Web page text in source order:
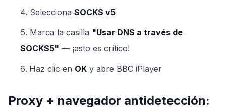
Selecciona SOCKS v5
Marca la casilla "Usar DNS a través de
SOCKS5" — ¡esto es crítico!
Haz clic en OK y abre BBC iPlayer
Proxy + navegador antidetección: